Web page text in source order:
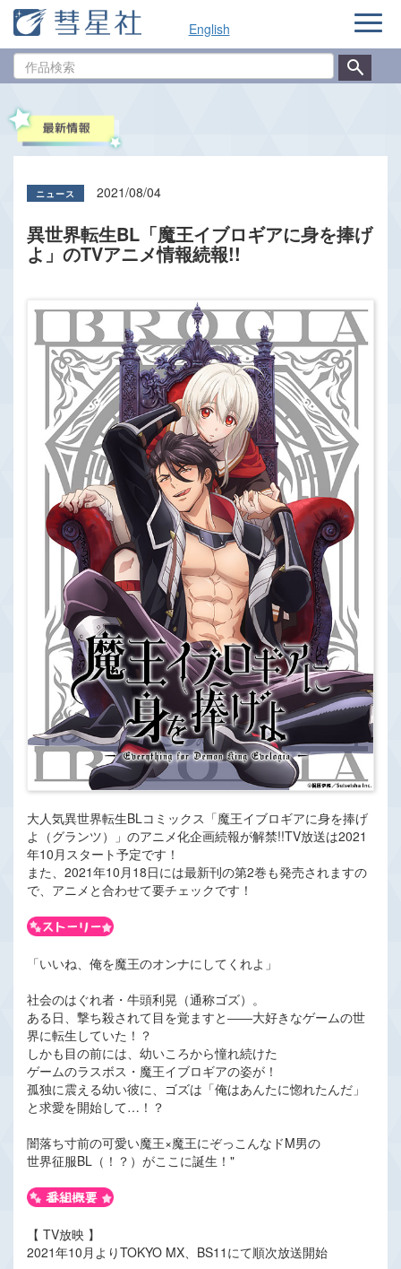
English
品
ナ
ゲ
2021/08/04
異世界転生BL「魔王イブロギアに身を捧げ
よ」のTVアニメ情報続報!!
大人気異世界転生BLコミックス「魔王イブロギアに身を捧げ
よ（グランツ）」のアニメ化企画続報が解禁!!TV放送は2021
年10月スタート予定です！
また、2021年10月18日には最新刊の第2巻も発売されますの
で、アニメと合わせて要チェックです！
「いいね、俺を魔王のオンナにしてくれよ」
社会のはぐれ者・牛頭利晃（通称ゴズ）。
ある日、撃ち殺されて目を覚ますと――大好きなゲームの世
界に転生していた！？
しかも目の前には、幼いころから憧れ続けた
ゲームのラスボス・魔王イブロギアの姿が！
孤独に震える幼い彼に、ゴズは「俺はあんたに惚れたんだ」
と求愛を開始して…！？
闇落ち寸前の可愛い魔王×魔王にぞっこんなドM男の
世界征服BL（！？）がここに誕生！"
【 TV放映 】
2021年10月よりTOKYO MX、BS11にて順次放送開始